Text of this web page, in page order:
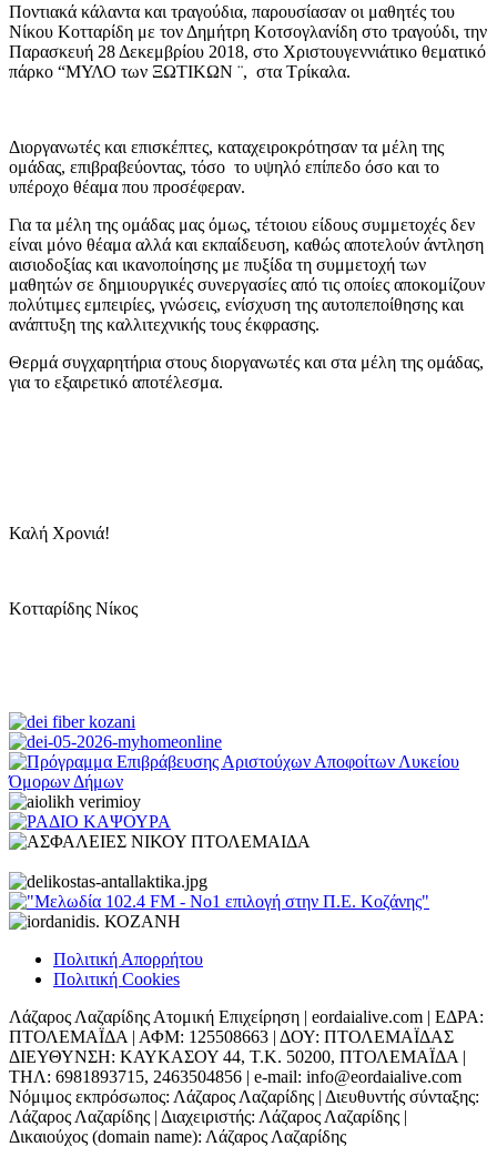
Ποντιακά κάλαντα και τραγούδια, παρουσίασαν οι μαθητές του
Νίκου Κοτταρίδη με τον Δημήτρη Κοτσογλανίδη στο τραγούδι, την
Παρασκευή 28 Δεκεμβρίου 2018, στο Χριστουγεννιάτικο θεματικό
πάρκο “ΜΥΛΟ των ΞΩΤΙΚΩΝ ¨, στα Τρίκαλα.
Διοργανωτές και επισκέπτες, καταχειροκρότησαν τα μέλη της
ομάδας, επιβραβεύοντας, τόσο το υψηλό επίπεδο όσο και το
υπέροχο θέαμα που προσέφεραν.
Για τα μέλη της ομάδας μας όμως, τέτοιου είδους συμμετοχές δεν
είναι μόνο θέαμα αλλά και εκπαίδευση, καθώς αποτελούν άντληση
αισιοδοξίας και ικανοποίησης με πυξίδα τη συμμετοχή των
μαθητών σε δημιουργικές συνεργασίες από τις οποίες αποκομίζουν
πολύτιμες εμπειρίες, γνώσεις, ενίσχυση της αυτοπεποίθησης και
ανάπτυξη της καλλιτεχνικής τους έκφρασης.
Θερμά συγχαρητήρια στους διοργανωτές και στα μέλη της ομάδας,
για το εξαιρετικό αποτέλεσμα.
Καλή Χρονιά!
Κοτταρίδης Νίκος
Πολιτική Απορρήτου
Πολιτική Cookies
Λάζαρος Λαζαρίδης Ατομική Επιχείρηση | eordaialive.com | ΕΔΡΑ:
ΠΤΟΛΕΜΑΪΔΑ | ΑΦΜ: 125508663 | ΔΟΥ: ΠΤΟΛΕΜΑΪΔΑΣ
ΔΙΕΥΘΥΝΣΗ: ΚΑΥΚΑΣΟΥ 44, Τ.Κ. 50200, ΠΤΟΛΕΜΑΪΔΑ |
ΤΗΛ: 6981893715, 2463504856 | e-mail: info@eordaialive.com
Νόμιμος εκπρόσωπος: Λάζαρος Λαζαρίδης | Διευθυντής σύνταξης:
Λάζαρος Λαζαρίδης | Διαχειριστής: Λάζαρος Λαζαρίδης |
Δικαιούχος (domain name): Λάζαρος Λαζαρίδης